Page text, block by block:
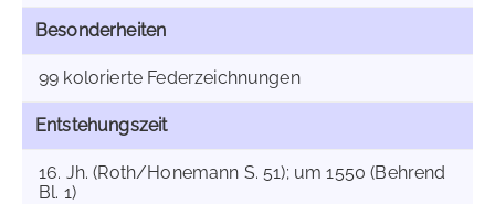
Besonderheiten
99 kolorierte Federzeichnungen
Entstehungszeit
16. Jh. (Roth/Honemann S. 51); um 1550 (Behrend
Bl. 1)